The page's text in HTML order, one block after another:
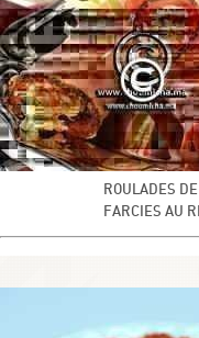
ROULADES
FARCIES AU